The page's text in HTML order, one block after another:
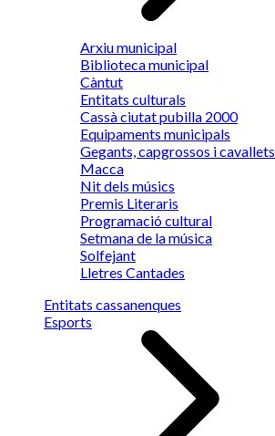
Arxiu municipal
Biblioteca municipal
Càntut
Entitats culturals
Cassà ciutat pubilla 2000
Equipaments municipals
Gegants, capgrossos i cavallets
Macca
Nit dels músics
Premis Literaris
Programació cultural
Setmana de la música
Solfejant
Lletres Cantades
Entitats cassanenques
Esports